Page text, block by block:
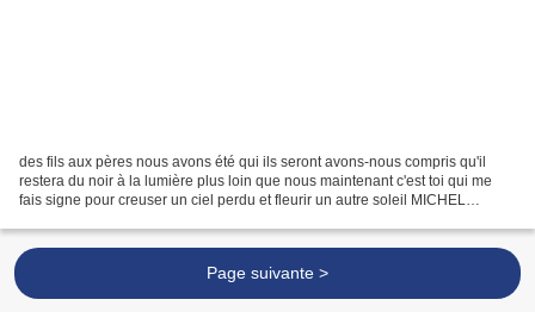
des fils aux pères nous avons été qui ils seront avons-nous compris qu'il
restera du noir à la lumière plus loin que nous maintenant c'est toi qui me
fais signe pour creuser un ciel perdu et fleurir un autre soleil MICHEL
Page suivante >